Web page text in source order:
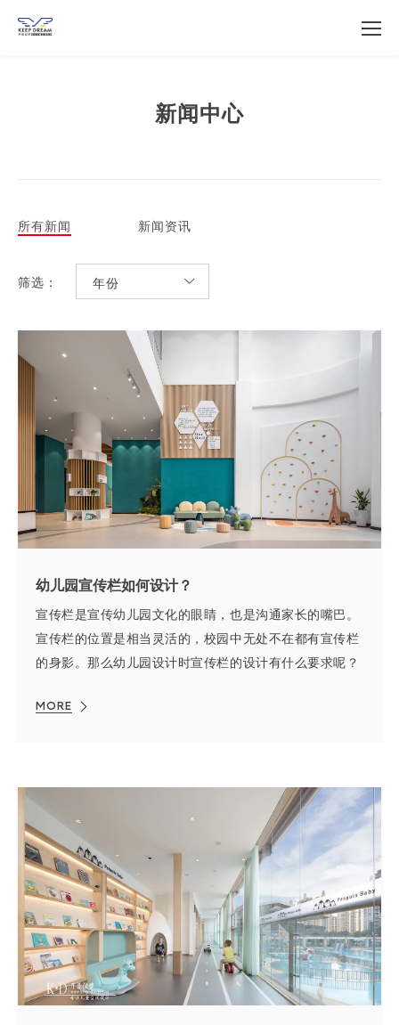
新闻中心
所有新闻 新闻资讯
筛选： 年份
幼儿园宣传栏如何设计？
宣传栏是宣传幼儿园文化的眼睛，也是沟通家长的嘴巴。
宣传栏的位置是相当灵活的，校园中无处不在都有宣传栏
的身影。那么幼儿园设计时宣传栏的设计有什么要求呢？
MORE